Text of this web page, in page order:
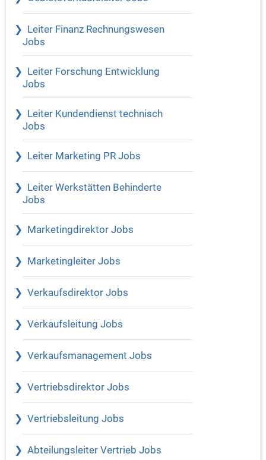
Leiter Finanz Rechnungswesen
Jobs
Leiter Forschung Entwicklung
Jobs
Leiter Kundendienst technisch
Jobs
Leiter Marketing PR Jobs
Leiter Werkstätten Behinderte
Jobs
Marketingdirektor Jobs
Marketingleiter Jobs
Verkaufsdirektor Jobs
Verkaufsleitung Jobs
Verkaufsmanagement Jobs
Vertriebsdirektor Jobs
Vertriebsleitung Jobs
Abteilungsleiter Vertrieb Jobs